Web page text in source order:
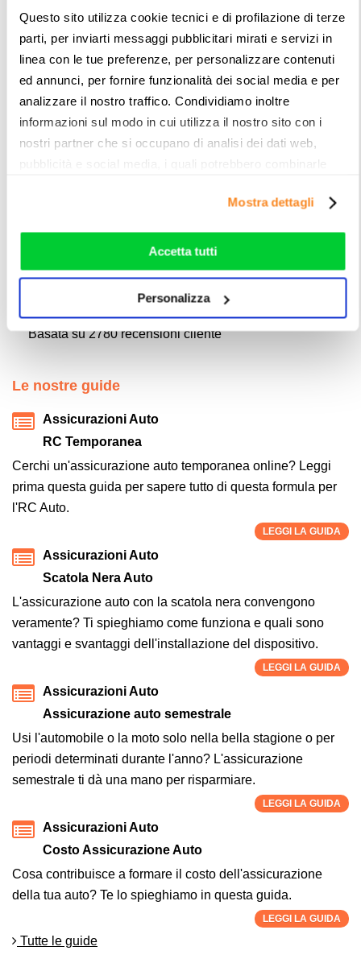
Questo sito utilizza cookie tecnici e di profilazione di terze
parti, per inviarti messaggi pubblicitari mirati e servizi in
linea con le tue preferenze, per personalizzare contenuti
ed annunci, per fornire funzionalità dei social media e per
analizzare il nostro traffico. Condividiamo inoltre
informazioni sul modo in cui utilizza il nostro sito con i
nostri partner che si occupano di analisi dei dati web,
pubblicità e social media, i quali potrebbero combinarle
raccolto dal suo utilizzo dei loro servizi. Vedi la nostra
personalizzare il tuo consenso: cliccando sul tasto
"Accetta tutti”, selezionando le diverse categorie di
Mostra dettagli
Accetta tutti
Personalizza
Assicurazione Furgone
Assicurazione Jeep Renegade
Assicurazione Auto con la Banca
Rc Auto familiare: cos'è
Legge Bersani sulle Assicurazioni
Valutazione del nostro servizio di
Basata su2780recensioni cliente
Le nostre guide
Assicurazioni Auto
RC Temporanea
Cerchi un'assicurazione auto temporanea online? Leggi
prima questa guida per sapere tutto di questa formula per
l'RC Auto.
LEGGI LA GUIDA
Assicurazioni Auto
Scatola Nera Auto
L'assicurazione auto con la scatola nera convengono
veramente? Ti spieghiamo come funziona e quali sono
vantaggi e svantaggi dell'installazione del dispositivo.
LEGGI LA GUIDA
Assicurazioni Auto
Assicurazione auto semestrale
Usi l'automobile o la moto solo nella bella stagione o per
periodi determinati durante l'anno? L'assicurazione
semestrale ti dà una mano per risparmiare.
LEGGI LA GUIDA
Assicurazioni Auto
Costo Assicurazione Auto
Cosa contribuisce a formare il costo dell'assicurazione
della tua auto? Te lo spieghiamo in questa guida.
LEGGI LA GUIDA
Tutte le guide